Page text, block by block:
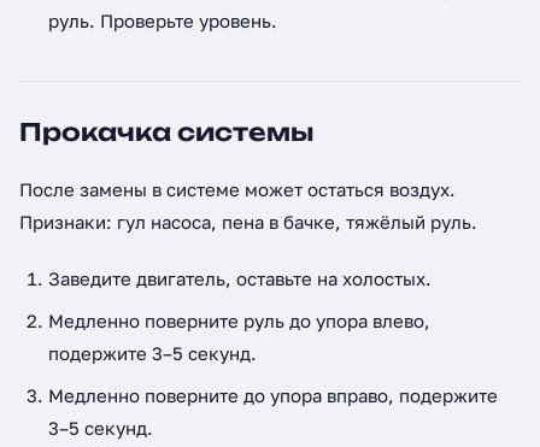
руль. Проверьте уровень.
Прокачка системы
После замены в системе может остаться воздух.
Признаки: гул насоса, пена в бачке, тяжёлый руль.
Заведите двигатель, оставьте на холостых.
Медленно поверните руль до упора влево,
подержите 3–5 секунд.
Медленно поверните до упора вправо, подержите
3–5 секунд.